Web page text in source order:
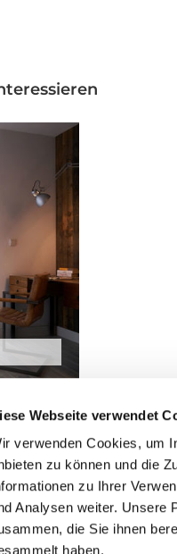
Webseite verwendet
verwenden Cookies, um
zu können und die
zu Ihrer
Analysen weiter. Unsere
die Sie ihnen
haben.